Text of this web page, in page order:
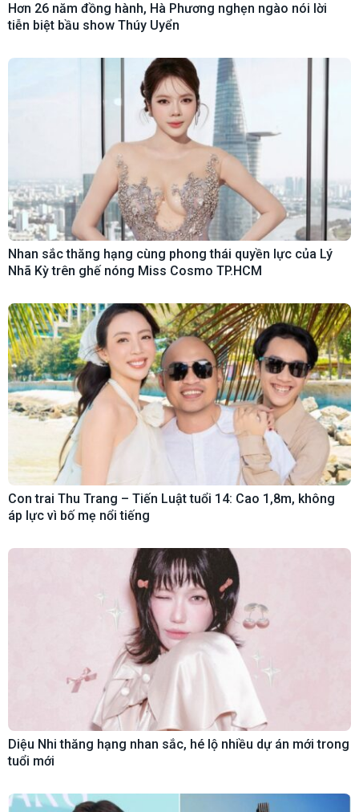
Hơn 26 năm đồng hành, Hà Phương nghẹn ngào nói lời
tiễn biệt bầu show Thúy Uyển
Nhan sắc thăng hạng cùng phong thái quyền lực của Lý
Nhã Kỳ trên ghế nóng Miss Cosmo TP.HCM
Con trai Thu Trang – Tiến Luật tuổi 14: Cao 1,8m, không
áp lực vì bố mẹ nổi tiếng
Diệu Nhi thăng hạng nhan sắc, hé lộ nhiều dự án mới trong
tuổi mới